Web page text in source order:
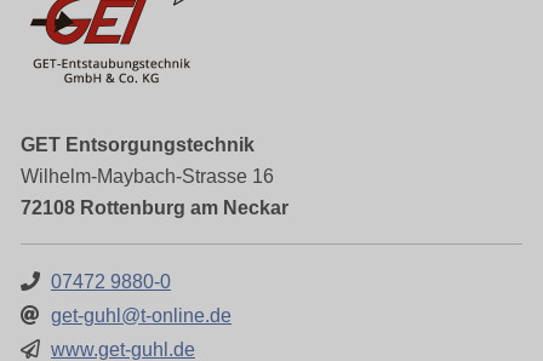
GET Entsorgungstechnik
Wilhelm-Maybach-Strasse 16
72108 Rottenburg am Neckar
07472 9880-0
get-guhl@t-online.de
www.get-guhl.de